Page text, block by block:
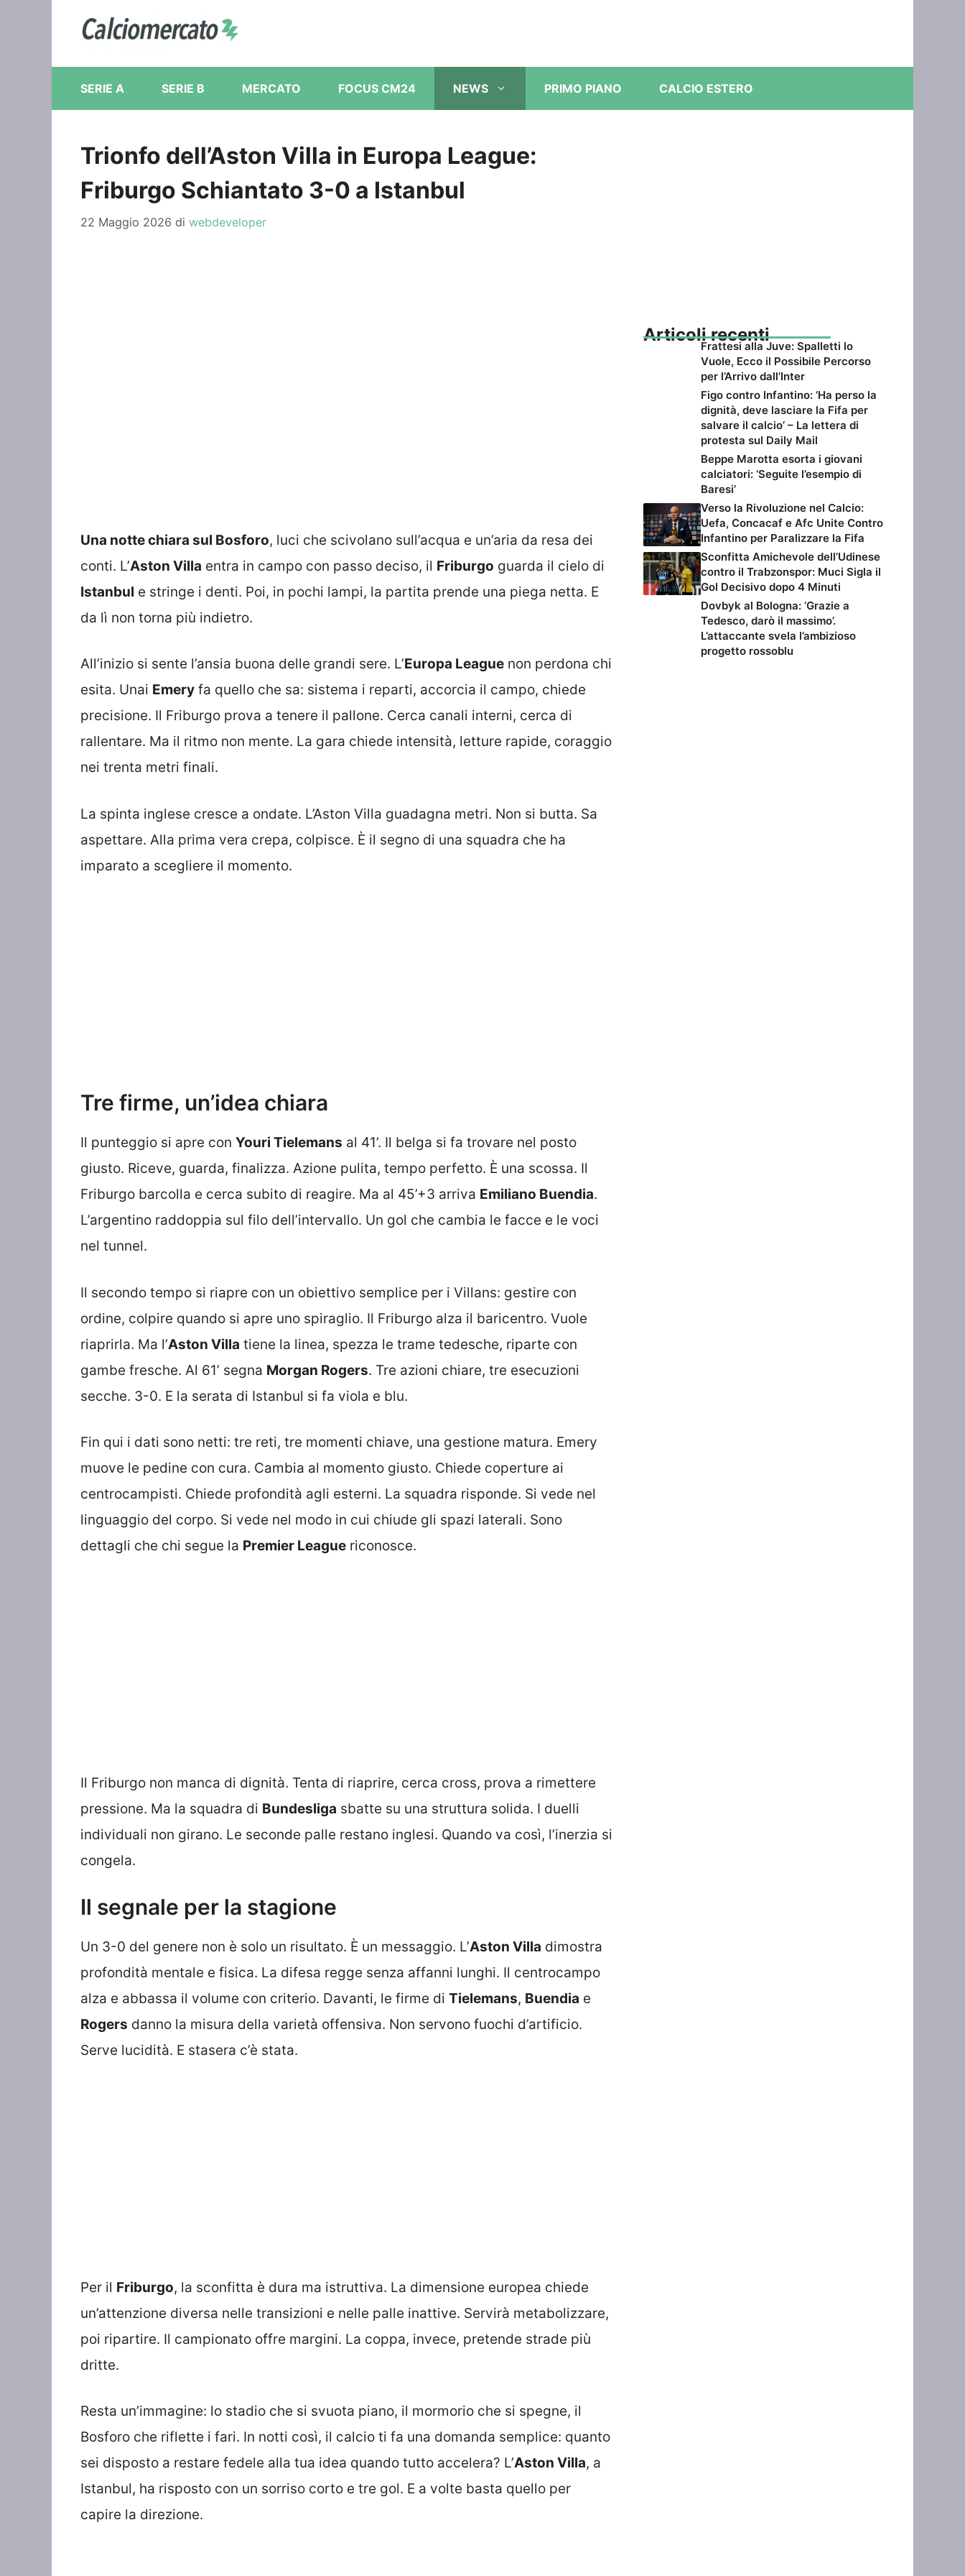
contenuto
SERIE A SERIE B MERCATO FOCUS CM24 NEWS PRIMO PIANO CALCIO ESTERO
Trionfo dell’Aston Villa in Europa League:
Friburgo Schiantato 3-0 a Istanbul
22 Maggio 2026 di webdeveloper
Una notte chiara sul Bosforo, luci che scivolano sull’acqua e un’aria da resa dei
conti. L’Aston Villa entra in campo con passo deciso, il Friburgo guarda il cielo di
Istanbul e stringe i denti. Poi, in pochi lampi, la partita prende una piega netta. E
da lì non torna più indietro.
All’inizio si sente l’ansia buona delle grandi sere. L’Europa League non perdona chi
esita. Unai Emery fa quello che sa: sistema i reparti, accorcia il campo, chiede
precisione. Il Friburgo prova a tenere il pallone. Cerca canali interni, cerca di
rallentare. Ma il ritmo non mente. La gara chiede intensità, letture rapide, coraggio
nei trenta metri finali.
La spinta inglese cresce a ondate. L’Aston Villa guadagna metri. Non si butta. Sa
aspettare. Alla prima vera crepa, colpisce. È il segno di una squadra che ha
imparato a scegliere il momento.
Tre firme, un’idea chiara
Il punteggio si apre con Youri Tielemans al 41’. Il belga si fa trovare nel posto
giusto. Riceve, guarda, finalizza. Azione pulita, tempo perfetto. È una scossa. Il
Friburgo barcolla e cerca subito di reagire. Ma al 45’+3 arriva Emiliano Buendia.
L’argentino raddoppia sul filo dell’intervallo. Un gol che cambia le facce e le voci
nel tunnel.
Il secondo tempo si riapre con un obiettivo semplice per i Villans: gestire con
ordine, colpire quando si apre uno spiraglio. Il Friburgo alza il baricentro. Vuole
riaprirla. Ma l’Aston Villa tiene la linea, spezza le trame tedesche, riparte con
gambe fresche. Al 61’ segna Morgan Rogers. Tre azioni chiare, tre esecuzioni
secche. 3-0. E la serata di Istanbul si fa viola e blu.
Fin qui i dati sono netti: tre reti, tre momenti chiave, una gestione matura. Emery
muove le pedine con cura. Cambia al momento giusto. Chiede coperture ai
centrocampisti. Chiede profondità agli esterni. La squadra risponde. Si vede nel
linguaggio del corpo. Si vede nel modo in cui chiude gli spazi laterali. Sono
dettagli che chi segue la Premier League riconosce.
Il Friburgo non manca di dignità. Tenta di riaprire, cerca cross, prova a rimettere
pressione. Ma la squadra di Bundesliga sbatte su una struttura solida. I duelli
individuali non girano. Le seconde palle restano inglesi. Quando va così, l’inerzia si
congela.
Il segnale per la stagione
Un 3-0 del genere non è solo un risultato. È un messaggio. L’Aston Villa dimostra
profondità mentale e fisica. La difesa regge senza affanni lunghi. Il centrocampo
alza e abbassa il volume con criterio. Davanti, le firme di Tielemans, Buendia e
Rogers danno la misura della varietà offensiva. Non servono fuochi d’artificio.
Serve lucidità. E stasera c’è stata.
Per il Friburgo, la sconfitta è dura ma istruttiva. La dimensione europea chiede
un’attenzione diversa nelle transizioni e nelle palle inattive. Servirà metabolizzare,
poi ripartire. Il campionato offre margini. La coppa, invece, pretende strade più
dritte.
Resta un’immagine: lo stadio che si svuota piano, il mormorio che si spegne, il
Bosforo che riflette i fari. In notti così, il calcio ti fa una domanda semplice: quanto
sei disposto a restare fedele alla tua idea quando tutto accelera? L’Aston Villa, a
Istanbul, ha risposto con un sorriso corto e tre gol. E a volte basta quello per
capire la direzione.
Articoli recenti
Frattesi alla Juve: Spalletti lo
Vuole, Ecco il Possibile Percorso
per l’Arrivo dall’Inter
Figo contro Infantino: ‘Ha perso la
dignità, deve lasciare la Fifa per
salvare il calcio’ – La lettera di
protesta sul Daily Mail
Beppe Marotta esorta i giovani
calciatori: ‘Seguite l’esempio di
Baresi’
Verso la Rivoluzione nel Calcio:
Uefa, Concacaf e Afc Unite Contro
Infantino per Paralizzare la Fifa
Sconfitta Amichevole dell’Udinese
contro il Trabzonspor: Muci Sigla il
Gol Decisivo dopo 4 Minuti
Dovbyk al Bologna: ‘Grazie a
Tedesco, darò il massimo’.
L’attaccante svela l’ambizioso
progetto rossoblu